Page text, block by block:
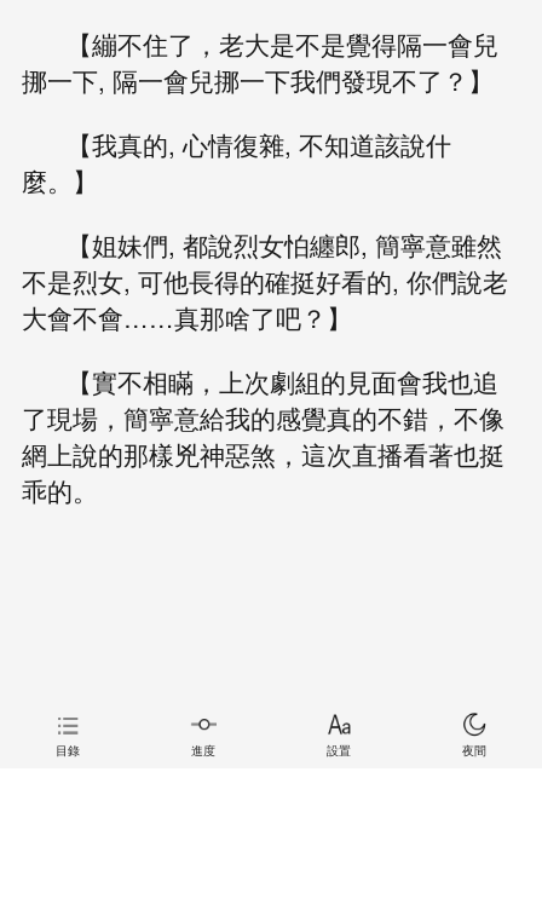
【繃不住了，老大是不是覺得隔一會兒
挪一下, 隔一會兒挪一下我們發現不了？】
【我真的, 心情復雜, 不知道該說什
麼。】
【姐妹們, 都說烈女怕纏郎, 簡寧意雖然
不是烈女, 可他長得的確挺好看的, 你們說老
大會不會……真那啥了吧？】
【實不相瞞，上次劇組的見面會我也追
了現場，簡寧意給我的感覺真的不錯，不像
網上說的那樣兇神惡煞，這次直播看著也挺
乖的。
目錄 進度 設置 夜間